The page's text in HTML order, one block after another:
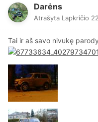
Darėns
Atrašyta Lapkričio
Tai ir aš savo nivukę